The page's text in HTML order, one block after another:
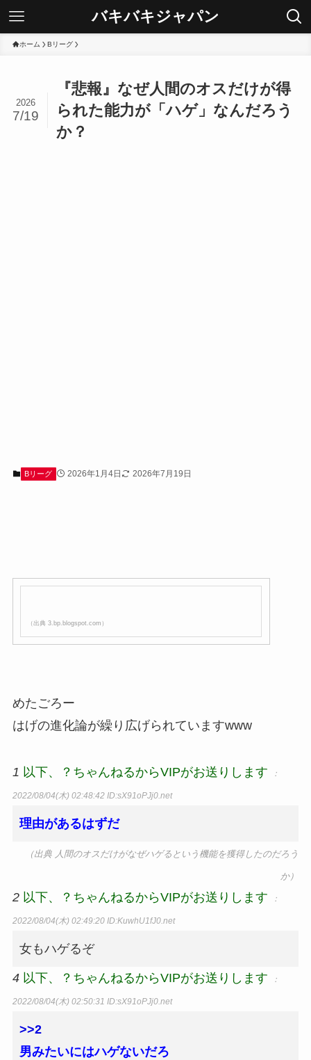
バキバキジャパン
ホーム Bリーグ
『悲報』なぜ人間のオスだけが得
られた能力が「ハゲ」なんだろう
か？
2026
7/19
Bリーグ 2026年1月4日 2026年7月19日
（出典 3.bp.blogspot.com）
めたごろー
はげの進化論が繰り広げられていますwww
1 以下、？ちゃんねるからVIPがお送りします ：
2022/08/04(木) 02:48:42 ID:sX91oPJj0.net
理由があるはずだ
（出典 人間のオスだけがなぜハゲるという機能を獲得したのだろう
か）
2 以下、？ちゃんねるからVIPがお送りします ：
2022/08/04(木) 02:49:20 ID:KuwhU1fJ0.net
女もハゲるぞ
4 以下、？ちゃんねるからVIPがお送りします ：
2022/08/04(木) 02:50:31 ID:sX91oPJj0.net
>>2
男みたいにはハゲないだろ